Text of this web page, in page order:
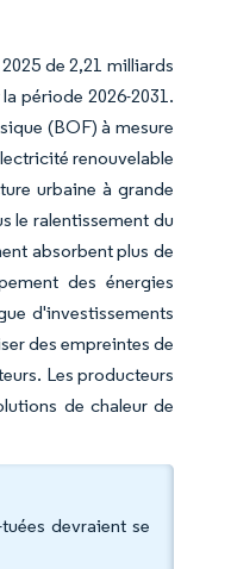
de 2,21 milliards
période 2026-2031.
(BOF) à mesure
renouvelable
urbaine à grande
le ralentissement du
absorbent plus de
des énergies
d'investissements
des empreintes de
Les producteurs
de chaleur de
devraient se